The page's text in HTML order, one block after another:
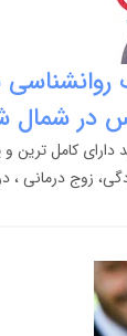
در شمال
دارای کامل
زوج درمانی ،